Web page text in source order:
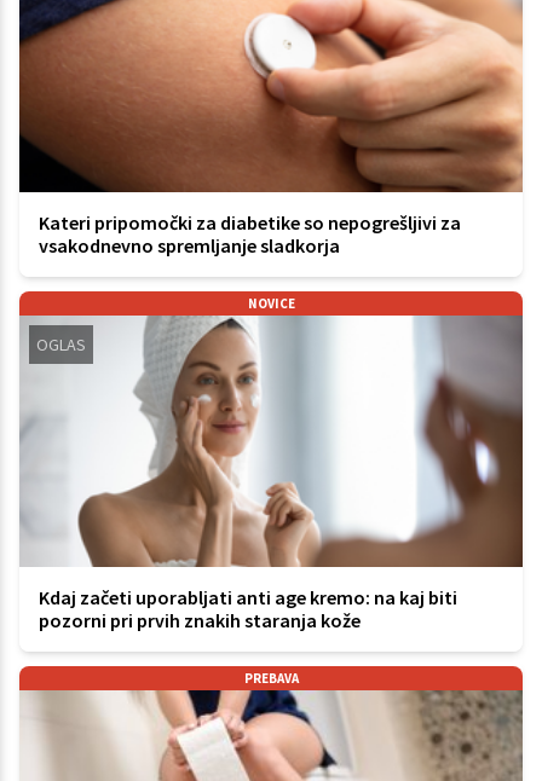
Kateri pripomočki za diabetike so nepogrešljivi za
vsakodnevno spremljanje sladkorja
NOVICE
OGLAS
Kdaj začeti uporabljati anti age kremo: na kaj biti
pozorni pri prvih znakih staranja kože
PREBAVA